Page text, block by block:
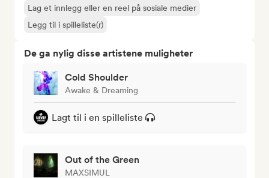
Lag et innlegg eller en reel på sosiale medier
Legg til i spilleliste(r)
De ga nylig disse artistene muligheter
Cold Shoulder
Awake & Dreaming
Lagt til i en spilleliste
Out of the Green
MAXSIMUL